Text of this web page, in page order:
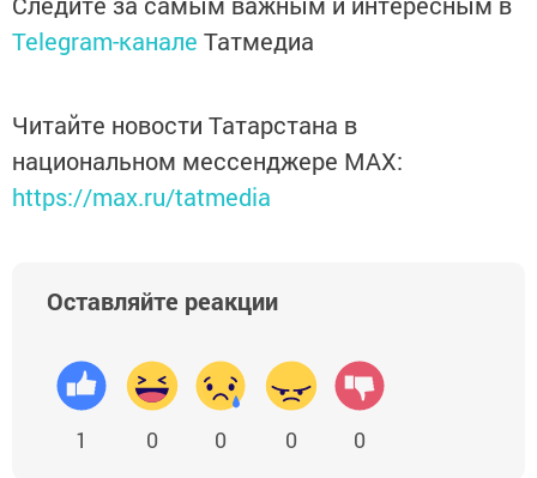
Telegram-канале Татмедиа
Читайте новости Татарстана в
национальном мессенджере MАХ:
https://max.ru/tatmedia
Оставляйте реакции
1 0 0 0 0